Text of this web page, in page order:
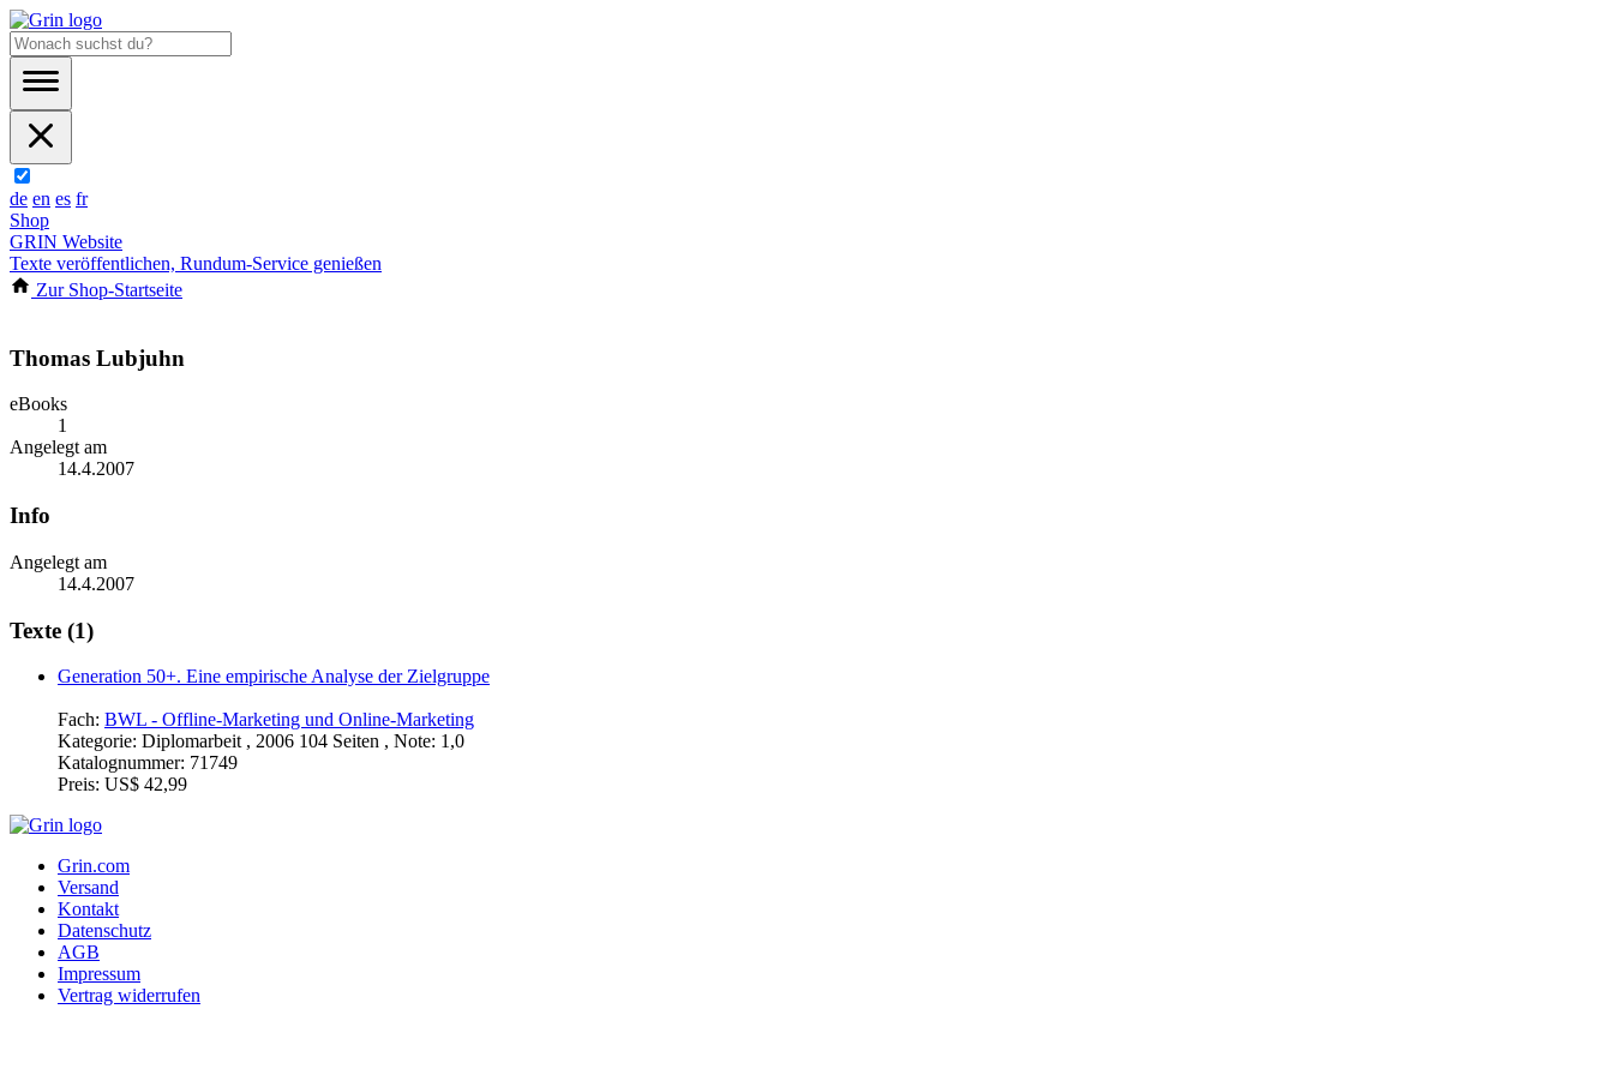
de en es fr
Shop
GRIN Website
Texte veröffentlichen, Rundum-Service genießen
Zur Shop-Startseite
Thomas Lubjuhn
eBooks
1
Angelegt am
14.4.2007
Info
Angelegt am
14.4.2007
Texte (1)
Generation 50+. Eine empirische Analyse der Zielgruppe
Fach: BWL - Offline-Marketing und Online-Marketing
Kategorie: Diplomarbeit , 2006 104 Seiten , Note: 1,0
Katalognummer: 71749
Preis: US$ 42,99
Grin.com
Versand
Kontakt
Datenschutz
AGB
Impressum
Vertrag widerrufen